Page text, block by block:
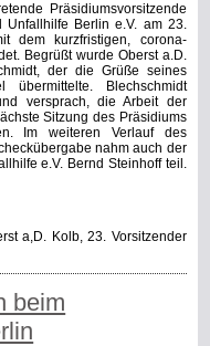
Präsidiumsvorsitzende
Unfallhilfe Berlin e.V. am 23.
dem kurzfristigen, corona-
Begrüßt wurde Oberst a.D.
der die Grüße seines
Blechschmidt
versprach, die Arbeit der
Sitzung des Präsidiums
Im weiteren Verlauf des
nahm auch der
e.V. Bernd Steinhoff teil.
a,D. Kolb, 23. Vorsitzender
beim